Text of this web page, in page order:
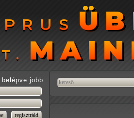
belépve jobb